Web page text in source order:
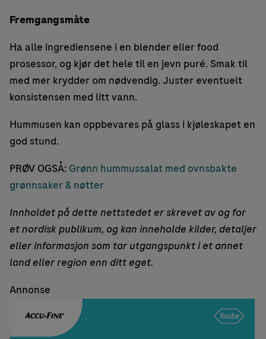
Fremgangsmåte
Ha alle ingrediensene i en blender eller food
prosessor, og kjør det hele til en jevn puré. Smak til
med mer krydder om nødvendig. Juster eventuelt
konsistensen med litt vann.
Hummusen kan oppbevares på glass i kjøleskapet en
god stund.
PRØV OGSÅ: Grønn hummussalat med ovnsbakte
grønnsaker & nøtter
Innholdet på dette nettstedet er skrevet av og for
et nordisk publikum, og kan inneholde kilder, detaljer
eller informasjon som tar utgangspunkt i et annet
land eller region enn ditt eget.
Annonse